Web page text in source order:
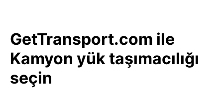
GetTransport.com ile
Kamyon yük taşımacılığı
seçin